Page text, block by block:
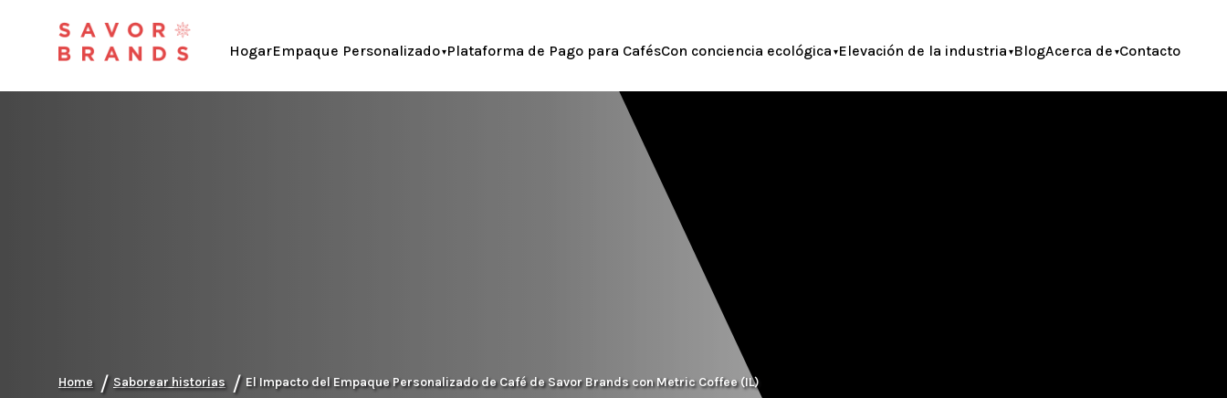
HogarEmpaque Personalizado Plataforma de Pago para CafésCon conciencia ecológica Elevación de la industria BlogAcerca de Contacto
Home / Saborear historias / El Impacto del Empaque Personalizado de Café de Savor Brands con Metric Coffee (IL)